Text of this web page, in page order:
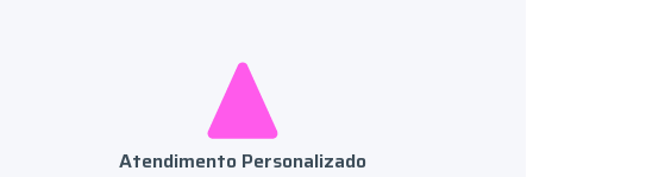
Atendimento Personalizado